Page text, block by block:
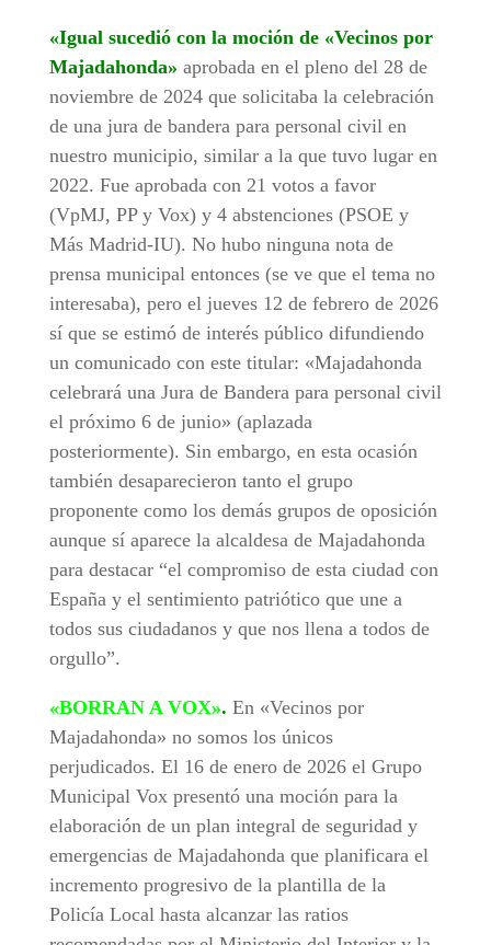
«Igual sucedió con la moción de «Vecinos por
Majadahonda» aprobada en el pleno del 28 de
noviembre de 2024 que solicitaba la celebración
de una jura de bandera para personal civil en
nuestro municipio, similar a la que tuvo lugar en
2022. Fue aprobada con 21 votos a favor
(VpMJ, PP y Vox) y 4 abstenciones (PSOE y
Más Madrid-IU). No hubo ninguna nota de
prensa municipal entonces (se ve que el tema no
interesaba), pero el jueves 12 de febrero de 2026
sí que se estimó de interés público difundiendo
un comunicado con este titular: «Majadahonda
celebrará una Jura de Bandera para personal civil
el próximo 6 de junio» (aplazada
posteriormente). Sin embargo, en esta ocasión
también desaparecieron tanto el grupo
proponente como los demás grupos de oposición
aunque sí aparece la alcaldesa de Majadahonda
para destacar “el compromiso de esta ciudad con
España y el sentimiento patriótico que une a
todos sus ciudadanos y que nos llena a todos de
orgullo”.
«BORRAN A VOX». En «Vecinos por
Majadahonda» no somos los únicos
perjudicados. El 16 de enero de 2026 el Grupo
Municipal Vox presentó una moción para la
elaboración de un plan integral de seguridad y
emergencias de Majadahonda que planificara el
incremento progresivo de la plantilla de la
Policía Local hasta alcanzar las ratios